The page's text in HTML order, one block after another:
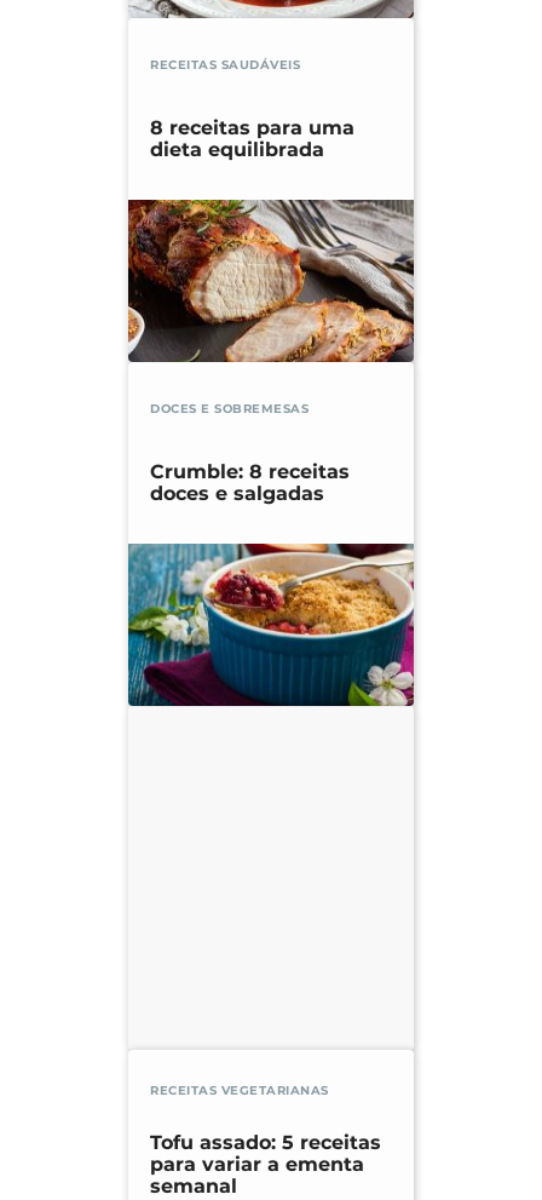
RECEITAS SAUDÁVEIS
8 receitas para uma
dieta equilibrada
DOCES E SOBREMESAS
Crumble: 8 receitas
doces e salgadas
RECEITAS VEGETARIANAS
Tofu assado: 5 receitas
para variar a ementa
semanal